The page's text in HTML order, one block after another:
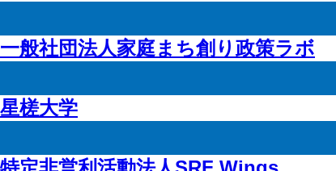
一般社団法人家庭まち創り政策ラボ
星槎大学